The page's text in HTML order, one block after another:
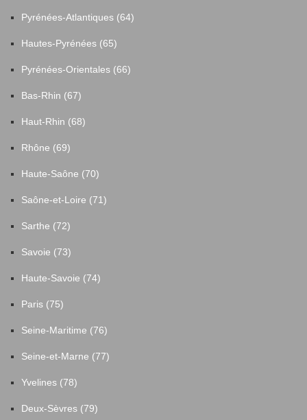
Pyrénées-Atlantiques (64)
Hautes-Pyrénées (65)
Pyrénées-Orientales (66)
Bas-Rhin (67)
Haut-Rhin (68)
Rhône (69)
Haute-Saône (70)
Saône-et-Loire (71)
Sarthe (72)
Savoie (73)
Haute-Savoie (74)
Paris (75)
Seine-Maritime (76)
Seine-et-Marne (77)
Yvelines (78)
Deux-Sèvres (79)